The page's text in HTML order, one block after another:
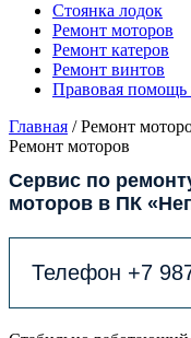
Стоянка лодок
Ремонт моторов
Ремонт катеров
Ремонт винтов
Правовая помощь
Главная /Ремонт
Ремонт моторов
Сервис по
моторов в ПК
Телефон +7